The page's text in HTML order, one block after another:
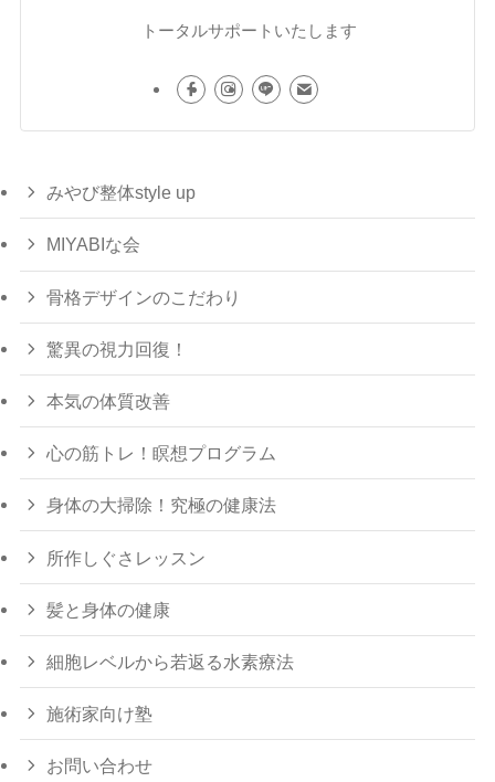
トータルサポートいたします
みやび整体style up
MIYABIな会
骨格デザインのこだわり
驚異の視力回復！
本気の体質改善
心の筋トレ！瞑想プログラム
身体の大掃除！究極の健康法
所作しぐさレッスン
髪と身体の健康
細胞レベルから若返る水素療法
施術家向け塾
お問い合わせ